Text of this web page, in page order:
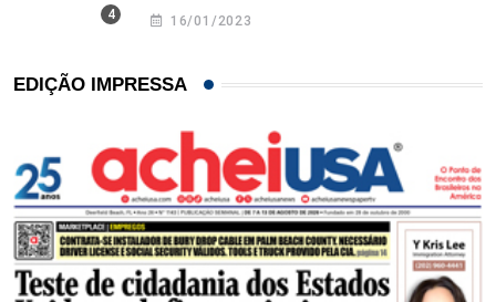
16/01/2023
EDIÇÃO IMPRESSA